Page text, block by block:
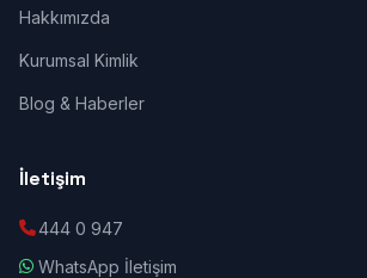
Hakkımızda
Kurumsal Kimlik
Blog & Haberler
İletişim
444 0 947
WhatsApp İletişim